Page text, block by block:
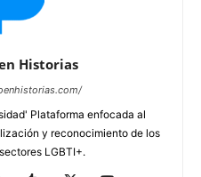
Historias
Plataforma enfocada al
y reconocimiento de los
LGBTI+.